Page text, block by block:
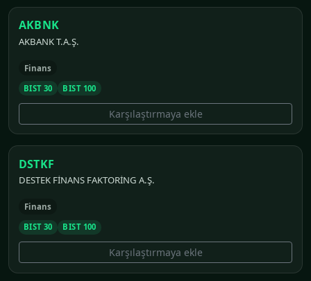
AKBNK
AKBANK T.A.Ş.
Finans
BIST 30
BIST 100
Karşılaştırmaya ekle
DSTKF
DESTEK FİNANS FAKTORİNG A.Ş.
Finans
BIST 30
BIST 100
Karşılaştırmaya ekle